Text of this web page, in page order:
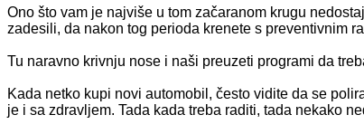
Ono što vam je najviše u tom začaranom krugu
zadesili, da nakon tog perioda krenete s preventivnim
Tu naravno krivnju nose i naši preuzeti programi da
Kada netko kupi novi automobil, često vidite da se
je i sa zdravljem. Tada kada treba raditi, tada nekako